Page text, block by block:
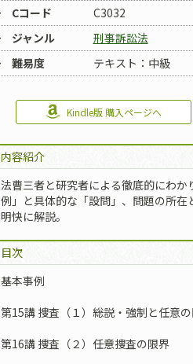
Cコード
C3032
ジャンル
刑事訴訟法
難易度
テキスト：中級
Kindle版 購入ページへ
内容紹介
法曹三者と研究者による徹底的にわ
例」と具体的な「設問」、問題の所
明快に解説。
目次
基本事例
第15講 捜査（１）――総説・強制と任意
第16講 捜査（２）――任意捜査の限界